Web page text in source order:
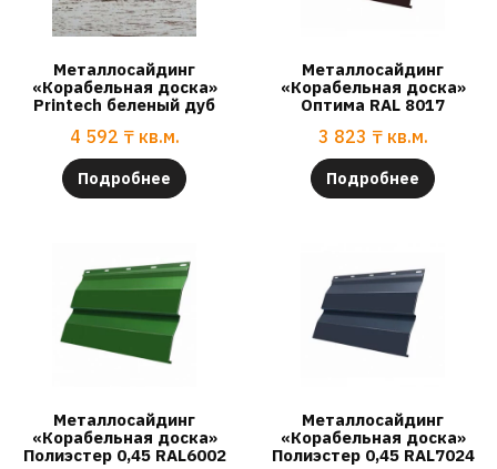
Металлосайдинг
«Корабельная доска»
Printech беленый дуб
4 592 ₸ кв.м.
Подробнее
Металлосайдинг
«Корабельная доска»
Оптима RAL 8017
3 823 ₸ кв.м.
Подробнее
Металлосайдинг
«Корабельная доска»
Полиэстер 0,45 RAL6002
Металлосайдинг
«Корабельная доска»
Полиэстер 0,45 RAL7024